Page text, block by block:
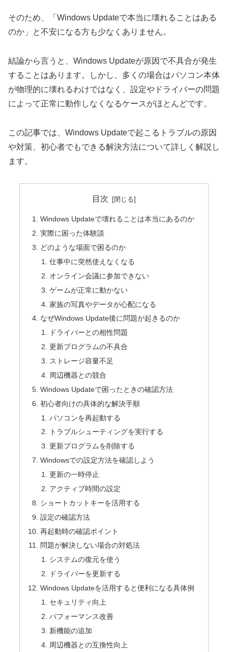
そのため、「Windows Updateで本当に壊れることはある
のか」と不安になる方も少なくありません。
結論から言うと、Windows Updateが原因で不具合が発生
することはあります。しかし、多くの場合はパソコン本体
が物理的に壊れるわけではなく、設定やドライバーの問題
によって正常に動作しなくなるケースがほとんどです。
この記事では、Windows Updateで起こるトラブルの原因
や対策、初心者でもできる解決方法について詳しく解説し
ます。
目次
Windows Updateで壊れることは本当にあるのか
実際に困った体験談
どのような場面で困るのか
仕事中に突然使えなくなる
オンライン会議に参加できない
ゲームが正常に動かない
家族の写真やデータが心配になる
なぜWindows Update後に問題が起きるのか
ドライバーとの相性問題
更新プログラムの不具合
ストレージ容量不足
周辺機器との競合
Windows Updateで困ったときの確認方法
初心者向けの具体的な解決手順
パソコンを再起動する
トラブルシューティングを実行する
更新プログラムを削除する
Windowsでの設定方法を確認しよう
更新の一時停止
アクティブ時間の設定
ショートカットキーを活用する
設定の確認方法
再起動時の確認ポイント
問題が解決しない場合の対処法
システムの復元を使う
ドライバーを更新する
Windows Updateを活用すると便利になる具体例
セキュリティ向上
パフォーマンス改善
新機能の追加
周辺機器との互換性向上